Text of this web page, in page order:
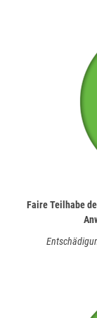
Faire Teilhabe